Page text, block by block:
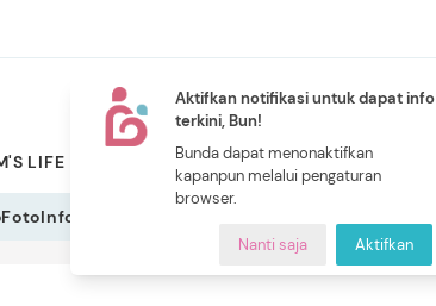
Aktifkan notifikasi untuk dapat info
terkini, Bun!
Bunda dapat menonaktifkan
kapanpun melalui pengaturan
browser.
Nanti saja Aktifkan
LIFE PILIHAN BUNDA
NEW
CERITA BUNDA
FotoInfografis